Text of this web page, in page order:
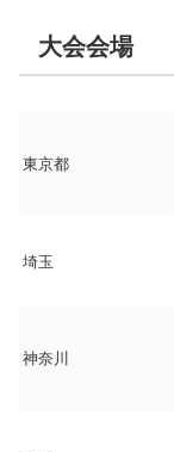
大会会場
東京都
埼玉
神奈川